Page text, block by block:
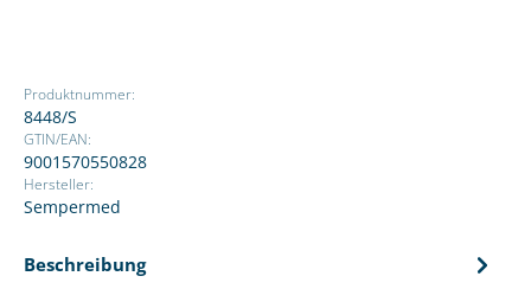
Produktnummer:
8448/S
GTIN/EAN:
9001570550828
Hersteller:
Sempermed
Beschreibung